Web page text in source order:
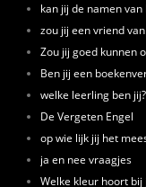
kan jij de namen
zou jij een vriend
Zou jij goed kunnen
Ben jij een
welke leerling ben
De Vergeten Engel
op wie lijk jij het
ja en nee vraagjes
Welke kleur hoort bij